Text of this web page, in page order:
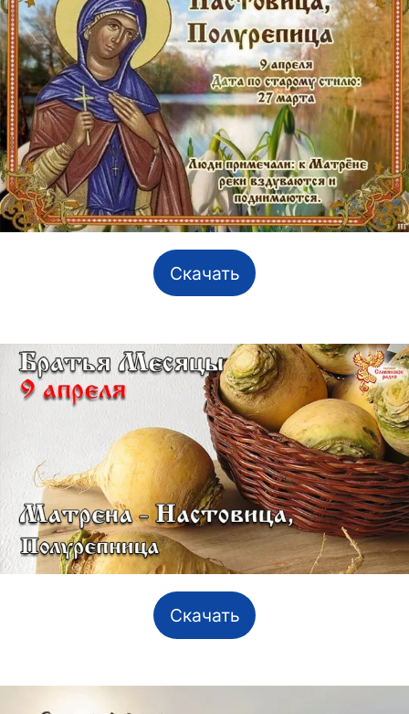
Скачать
Скачать